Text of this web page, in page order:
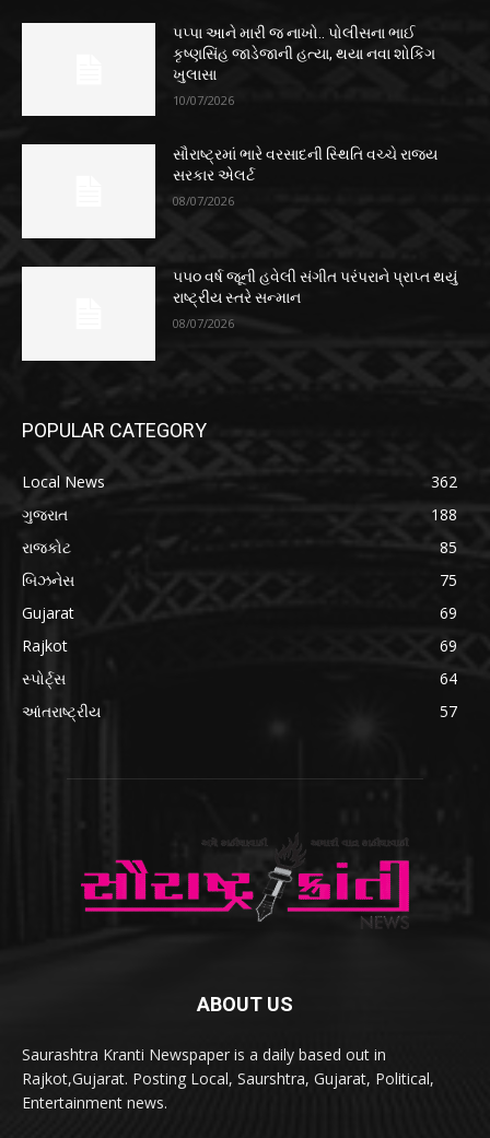
પપ્પા આને મારી જ નાખો.. પોલીસના ભાઈ
કૃષ્ણસિંહ જાડેજાની હત્યા, થયા નવા શોકિંગ
ખુલાસા
10/07/2026
સૌરાષ્ટ્રમાં ભારે વરસાદની સ્થિતિ વચ્ચે રાજ્ય
સરકાર એલર્ટ
08/07/2026
૫૫૦ વર્ષ જૂની હવેલી સંગીત પરંપરાને પ્રાપ્ત થયું
રાષ્ટ્રીય સ્તરે સન્માન
08/07/2026
POPULAR CATEGORY
Local News
362
ગુજરાત
188
રાજકોટ
85
બિઝનેસ
75
Gujarat
69
Rajkot
69
સ્પોર્ટ્સ
64
આંતરાષ્ટ્રીય
57
ABOUT US
Saurashtra Kranti Newspaper is a daily based out in
Rajkot,Gujarat. Posting Local, Saurshtra, Gujarat, Political,
Entertainment news.